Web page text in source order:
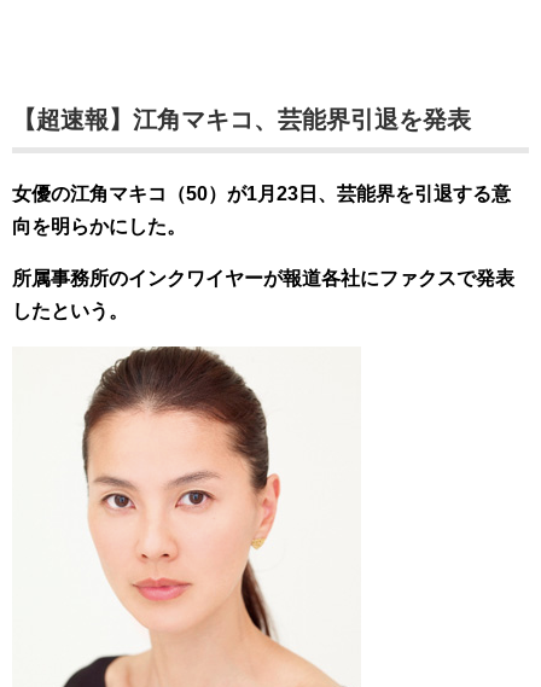
【超速報】江角マキコ、芸能界引退を発表
女優の江角マキコ（50）が1月23日、芸能界を引退する意
向を明らかにした。
所属事務所のインクワイヤーが報道各社にファクスで発表
したという。